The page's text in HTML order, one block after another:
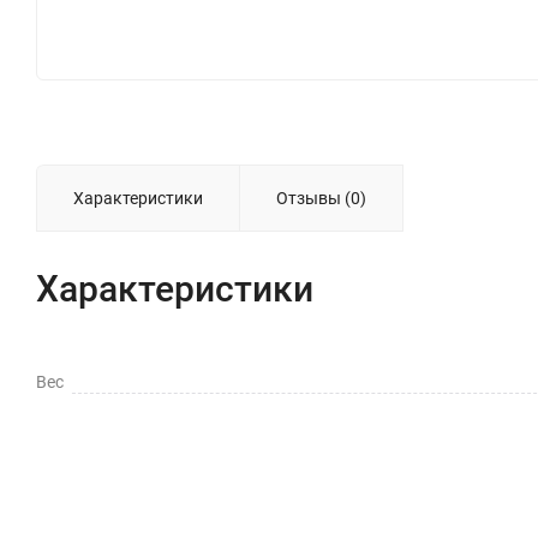
Характеристики Отзывы (0)
Характеристики
Вес